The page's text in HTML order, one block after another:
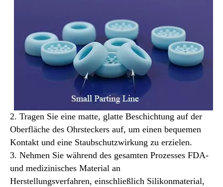
2. Tragen Sie eine matte, glatte Beschichtung auf der
Oberfläche des Ohrsteckers auf, um einen bequemen
Kontakt und eine Staubschutzwirkung zu erzielen.
3. Nehmen Sie während des gesamten Prozesses FDA-
und medizinisches Material an
Herstellungsverfahren, einschließlich Silikonmaterial,